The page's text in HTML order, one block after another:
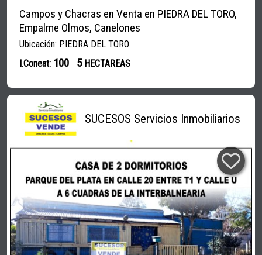
Campos y Chacras en Venta en PIEDRA DEL TORO,
Empalme Olmos, Canelones
Ubicación: PIEDRA DEL TORO
I.Coneat: 100 5 HECTAREAS
SUCESOS Servicios Inmobiliarios